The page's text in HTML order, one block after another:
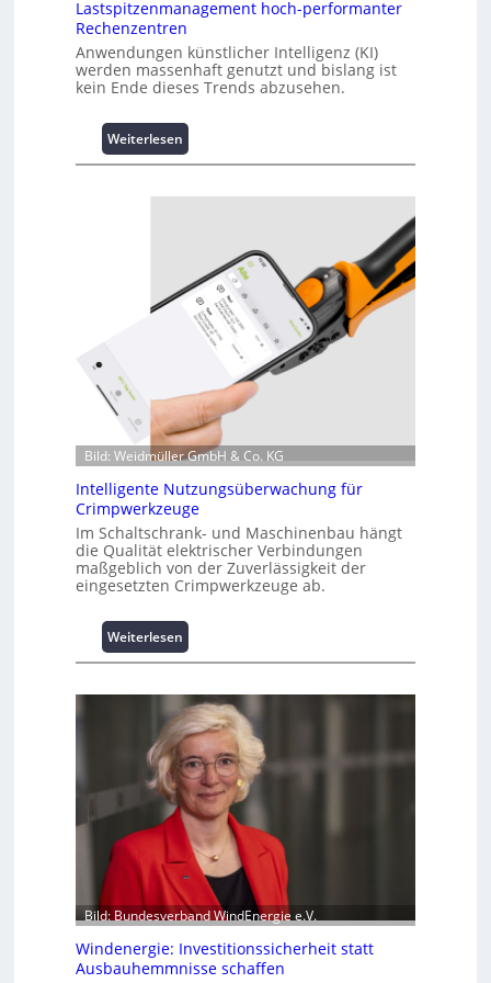
Lastspitzenmanagement hoch-performanter
Rechenzentren
Anwendungen künstlicher Intelligenz (KI)
werden massenhaft genutzt und bislang ist
kein Ende dieses Trends abzusehen.
Weiterlesen
K
r
f
i
o
n
z
u
m
L
a
s
t
s
i
z
e
n
m
a
n
a
g
e
m
e
n
t
h
Bild: Weidmüller GmbH & Co. KG
Intelligente Nutzungsüberwachung für
Crimpwerkzeuge
Im Schaltschrank- und Maschinenbau hängt
die Qualität elektrischer Verbindungen
maßgeblich von der Zuverlässigkeit der
eingesetzten Crimpwerkzeuge ab.
Weiterlesen
I
t
e
l
l
i
g
e
n
t
e
N
u
t
z
Bild: Bundesverband WindEnergie e.V.
Windenergie: Investitionssicherheit statt
Ausbauhemmnisse schaffen